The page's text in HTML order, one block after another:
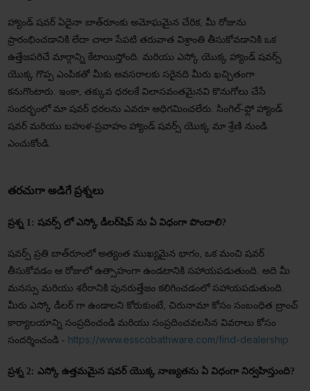
హ్యాండ్ షవర్ ఏదైనా బాత్‌రూంకు అమోఘమైన చేరిక, మీ రోజును
ప్రారంభించడానికి లేదా చాలా సేపటి తరువాత విశ్రాంతి తీసుకోవడానికి ఒక
ఉత్తేజపరిచే మార్గాన్ని కేటాయిస్తోంది. మరియు ఎస్కో యొక్క హ్యాండ్ షవర్స్
యొక్క గొప్ప ఎంపికతో మీకు అవసరాలకు సరైనది మీరు ఖచ్చితంగా
కనుగొంటారు. ఇంకా, తక్కువ ధరలకే విలాసవంతమైనవి కొనుగోలు చేసే
సందర్భంలో మా షవర్ ధరలను ఎవరూ అధిగమించలేరు. సింగిల్-ఫ్లో హ్యాండ్
షవర్ మరియు బహుళ-ప్రవాహం హ్యాండ్ షవర్స్ యొక్క మా శ్రేణి నుండి
ఎంచుకోండి.
తరచుగా అడిగే ప్రశ్నలు
ప్రశ్న 1: షవర్స్ లో ఎస్కో డీలర్‌షిప్ ను ఏ విధంగా పొందాలి?
షవర్స్ ప్రతి బాత్‌రూంలో అత్యంత ముఖ్యమైన భాగం, ఒక మంచి షవర్
తీసుకోవడం ఆ రోజులో ఉత్సాహంగా ఉండటానికి సహాయపడుతుంది. అది మీ
మనస్సు మరియు శరీరానికి పునరుత్తేజం కలిగించడంలో సహాయపడుతుంది.
మీరు ఎస్కో డీలర్ గా ఉండాలని కోరుకుంటే, చిరునామా కోసం సంబంధిత బ్రాంచ్
కార్యాలయాన్ని సంప్రదించండి మరియు సంప్రదించవలసిన వివరాలు కోసం
సందర్శించండి - https://www.esscobathware.com/find-dealership
ప్రశ్న 2: ఎస్కో ఉత్తమమైన షవర్ యొక్క నాణ్యతను ఏ విధంగా నిర్వహిస్తుంది?